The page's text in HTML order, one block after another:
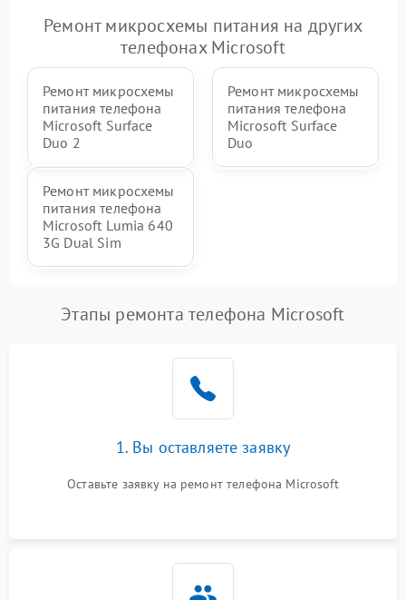
Ремонт микросхемы питания на других
телефонах Microsoft
Ремонт микросхемы
питания телефона
Microsoft Surface
Duo 2
Ремонт микросхемы
питания телефона
Microsoft Surface
Duo
Ремонт микросхемы
питания телефона
Microsoft Lumia 640
3G Dual Sim
Этапы ремонта телефона Microsoft
1. Вы оставляете заявку
Оставьте заявку на ремонт телефона Microsoft